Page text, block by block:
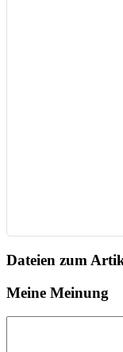
Dateien zum
Meine Meinung